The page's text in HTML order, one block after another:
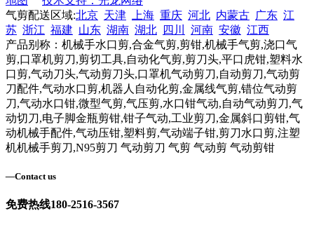
气剪配送区域:北京 天津 上海 重庆 河北 内蒙古 广东 江
苏 浙江 福建 山东 湖南 湖北 四川 河南 安徽 江西
产品别称：机械手水口剪,合金气剪,剪钳,机械手气剪,浇口气
剪,口罩机剪刀,剪切工具,自动化气剪,剪刀头,平口虎钳,塑料水
口剪,气动刀头,气动剪刀头,口罩机气动剪刀,自动剪刀,气动剪
刀配件,气动水口剪,机器人自动化剪,金属线气剪,错位气动剪
刀,气动水口钳,微型气剪,气压剪,水口钳气动,自动气动剪刀,气
动切刀,电子脚金瓶剪钳,钳子气动,工业剪刀,金属斜口剪钳,气
动机械手配件,气动压钳,塑料剪,气动端子钳,剪刀水口剪,注塑
机机械手剪刀,N95剪刀 气动剪刀 气剪 气动剪 气动剪钳
—Contact us
免费热线180-2516-3567